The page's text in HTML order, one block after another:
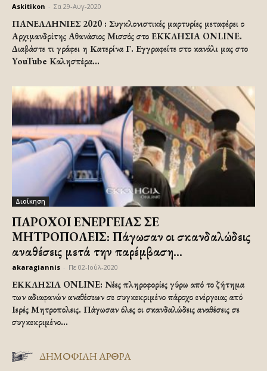
Askitikon Σα 29-Αυγ-2020
ΠΑΝΕΛΛΗΝΙΕΣ 2020 : Συγκλονιστικές μαρτυρίες μεταφέρει ο
Αρχιμανδρίτης Αθανάσιος Μισσός στο ΕΚΚΛΗΣΙΑ ONLINE.
Διαβάστε τι γράφει η Κατερίνα Γ. Εγγραφείτε στο κανάλι μας στο
YouTube Καλησπέρα...
Διοίκηση
ΠΑΡΟΧΟΙ ΕΝΕΡΓΕΙΑΣ ΣΕ
ΜΗΤΡΟΠΟΛΕΙΣ: Πάγωσαν οι σκανδαλώδεις
αναθέσεις μετά την παρέμβαση...
akaragiannis Πε 02-Ιούλ-2020
ΕΚΚΛΗΣΙΑ ONLINE: Νέες πληροφορίες γύρω από το ζήτημα
των αδιαφανών αναθέσεων σε συγκεκριμένο πάροχο ενέργειας από
Ιερές Μητροπολεις. Πάγωσαν όλες οι σκανδαλώδεις αναθέσεις σε
συγκεκριμένο...
ΔΗΜΟΦΙΛΗ ΑΡΘΡΑ